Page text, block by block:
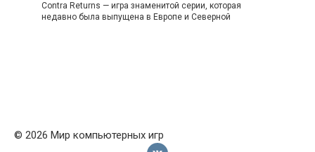
Contra Returns — игра знаменитой серии, которая
недавно была выпущена в Европе и Северной
© 2026 Мир компьютерных игр